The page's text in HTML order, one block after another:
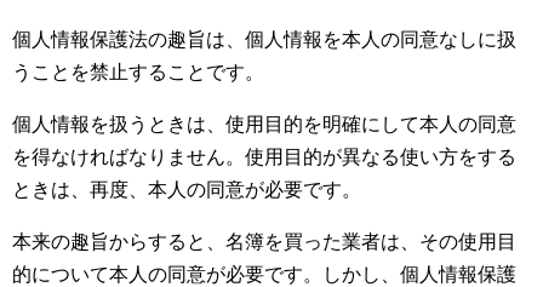
個人情報保護法の趣旨は、個人情報を本人の同意なしに扱
うことを禁止することです。
個人情報を扱うときは、使用目的を明確にして本人の同意
を得なければなりません。使用目的が異なる使い方をする
ときは、再度、本人の同意が必要です。
本来の趣旨からすると、名簿を買った業者は、その使用目
的について本人の同意が必要です。しかし、個人情報保護